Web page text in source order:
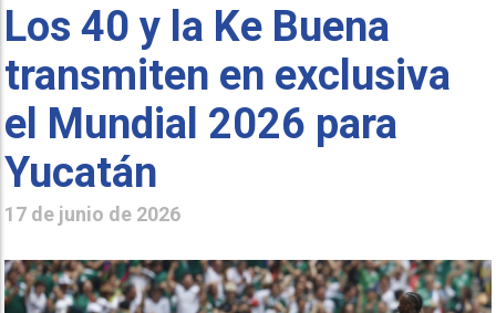
Los 40 y la Ke Buena
transmiten en exclusiva
el Mundial 2026 para
Yucatán
17 de junio de 2026